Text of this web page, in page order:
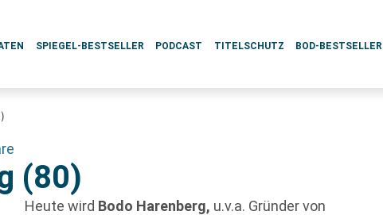
SPIEGEL-BESTSELLER PODCAST TITELSCHUTZ BOD-BESTSELLER
(80)
Heute wird Bodo Harenberg, u.v.a. Gründer von